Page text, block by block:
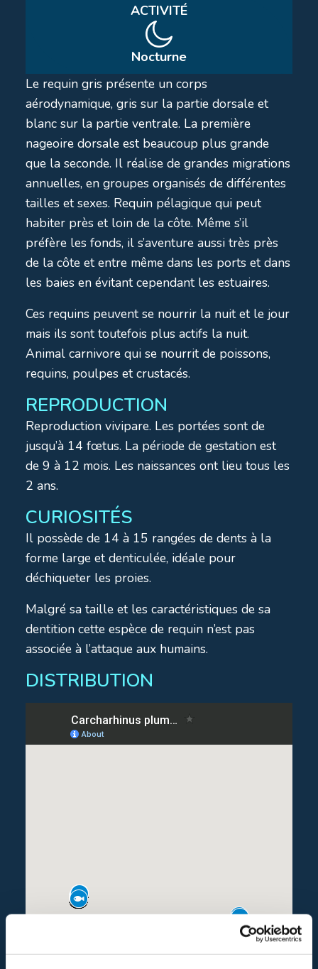
ACTIVITÉ
Nocturne
Le requin gris présente un corps
aérodynamique, gris sur la partie dorsale et
blanc sur la partie ventrale. La première
nageoire dorsale est beaucoup plus grande
que la seconde. Il réalise de grandes migrations
annuelles, en groupes organisés de différentes
tailles et sexes. Requin pélagique qui peut
habiter près et loin de la côte. Même s’il
préfère les fonds, il s’aventure aussi très près
de la côte et entre même dans les ports et dans
les baies en évitant cependant les estuaires.
Ces requins peuvent se nourrir la nuit et le jour
mais ils sont toutefois plus actifs la nuit.
Animal carnivore qui se nourrit de poissons,
requins, poulpes et crustacés.
REPRODUCTION
Reproduction vivipare. Les portées sont de
jusqu’à 14 fœtus. La période de gestation est
de 9 à 12 mois. Les naissances ont lieu tous les
2 ans.
CURIOSITÉS
Il possède de 14 à 15 rangées de dents à la
forme large et denticulée, idéale pour
déchiqueter les proies.
Malgré sa taille et les caractéristiques de sa
dentition cette espèce de requin n’est pas
associée à l’attaque aux humains.
DISTRIBUTION